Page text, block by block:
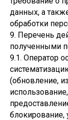
данных, а
обработки
9. Перечень
полученными
9.1. Оператор
(обновление,
блокирование,